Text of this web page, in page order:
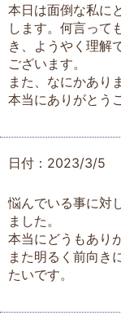
本日は面倒な私に
します。何言って
き、ようやく理解
ございます。
また、なにかあり
本当にありがとう
日付：2023/3/5
悩んでいる事に対
ました。
本当にどうもあり
また明るく前向き
たいです。